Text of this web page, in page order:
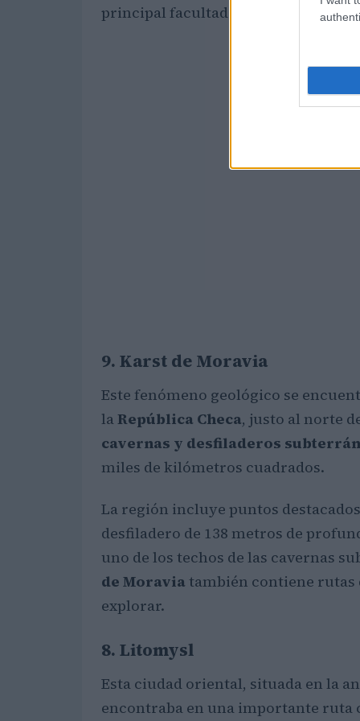
principal facultad de Derecho.
9. Karst de Moravia
Este fenómeno geológico se
laRepública Checa, justo al norte
cavernas y desfiladeros
miles de kilómetros cuadrados.
La región incluye puntos
desfiladero de 138 metros de
uno de los techos de las cavernas
de Moravia también contiene rutas
explorar.
8. Litomysl
Esta ciudad oriental, situada en la
encontraba en una importante ruta